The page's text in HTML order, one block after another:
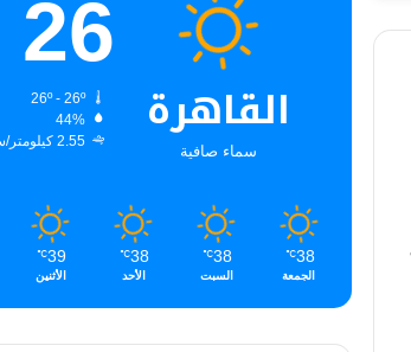
القاهرة
سماء صافية
26
26º - 26º
44%
2.55 كيلومتر/ساعة
38
℃
الجمعة
38
℃
السبت
38
℃
الأحد
39
℃
الأثنين